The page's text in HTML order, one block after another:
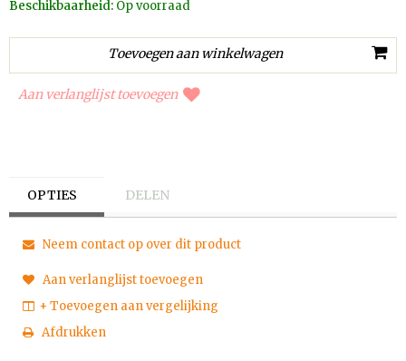
Beschikbaarheid: Op voorraad
Aan verlanglijst toevoegen
OPTIES DELEN
Neem contact op over dit product
Aan verlanglijst toevoegen
+ Toevoegen aan vergelijking
Afdrukken